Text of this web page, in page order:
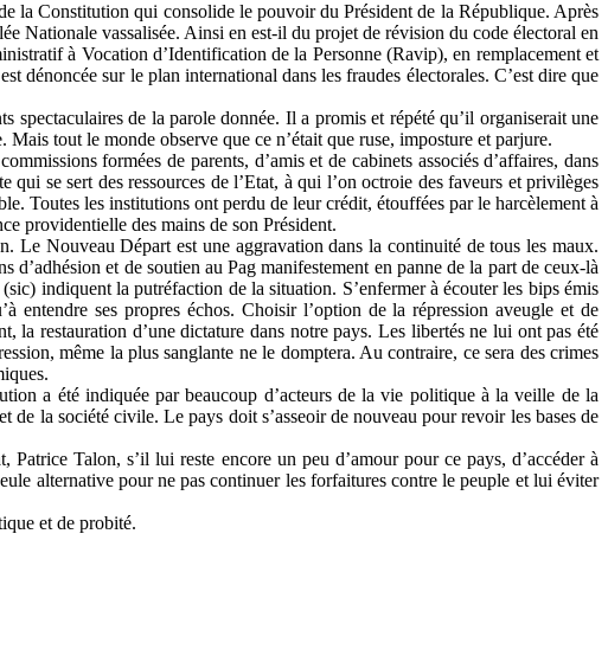
la Constitution qui consolide le pouvoir du Président de la République. Après
Nationale vassalisée. Ainsi en est-il du projet de révision du code électoral en
à Vocation d’Identification de la Personne (Ravip), en remplacement et
dénoncée sur le plan international dans les fraudes électorales. C’est dire que
de la parole donnée. Il a promis et répété qu’il organiserait une
tout le monde observe que ce n’était que ruse, imposture et parjure.
formées de parents, d’amis et de cabinets associés d’affaires, dans
qui se sert des ressources de l’Etat, à qui l’on octroie des faveurs et privilèges
Toutes les institutions ont perdu de leur crédit, étouffées par le harcèlement à
providentielle des mains de son Président.
Le Nouveau Départ est une aggravation dans la continuité de tous les maux.
d’adhésion et de soutien au Pag manifestement en panne de la part de ceux-là
indiquent la putréfaction de la situation. S’enfermer à écouter les bips émis
entendre ses propres échos. Choisir l’option de la répression aveugle et de
la restauration d’une dictature dans notre pays. Les libertés ne lui ont pas été
même la plus sanglante ne le domptera. Au contraire, ce sera des crimes
a été indiquée par beaucoup d’acteurs de la vie politique à la veille de la
de la société civile. Le pays doit s’asseoir de nouveau pour revoir les bases de
Talon, s’il lui reste encore un peu d’amour pour ce pays, d’accéder à
alternative pour ne pas continuer les forfaitures contre le peuple et lui éviter
et de probité.